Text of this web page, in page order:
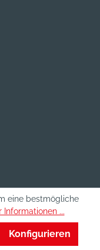
eine bestmögliche
Informationen ...
Konfigurieren